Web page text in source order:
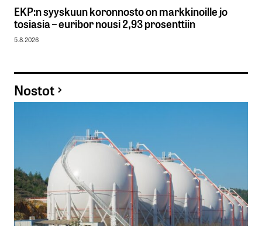
EKP:n syyskuun koronnosto on markkinoille jo
tosiasia – euribor nousi 2,93 prosenttiin
5.8.2026
Nostot